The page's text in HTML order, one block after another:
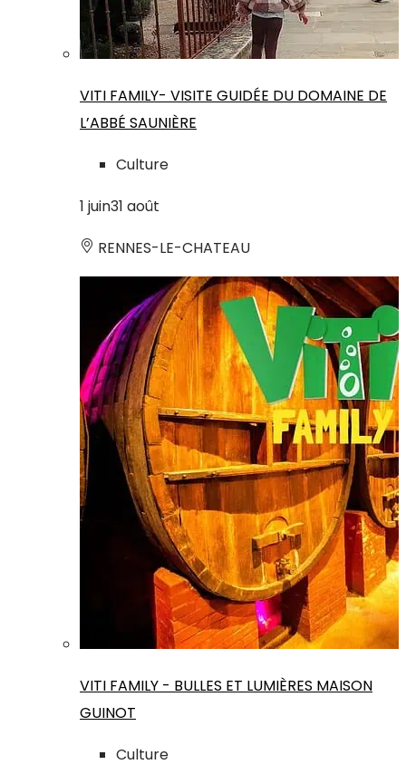
VITI FAMILY- VISITE GUIDÉE DU DOMAINE DE
L’ABBÉ SAUNIÈRE
Culture
1 juin31 août
RENNES-LE-CHATEAU
VITI FAMILY - BULLES ET LUMIÈRES MAISON
GUINOT
Culture